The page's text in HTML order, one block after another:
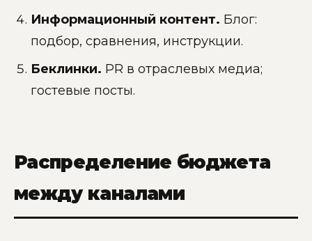
Информационный контент. Блог:
подбор, сравнения, инструкции.
Беклинки. PR в отраслевых медиа;
гостевые посты.
Распределение бюджета
между каналами